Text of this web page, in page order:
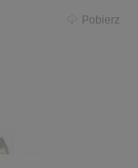
Pobierz